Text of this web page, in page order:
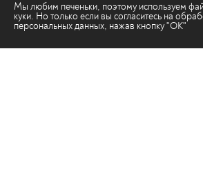
Мы любим печеньки, поэтому используем
куки. Но только если вы согласитесь на
персональных данных, нажав кнопку "ОК"